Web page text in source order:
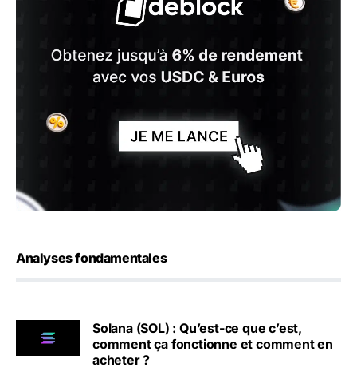
Analyses fondamentales
Solana (SOL) : Qu’est-ce que c’est,
comment ça fonctionne et comment en
acheter ?